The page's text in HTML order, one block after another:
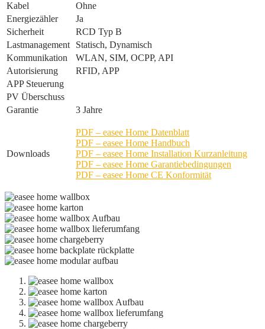
Kabel
Ohne
Energiezähler
Ja
Sicherheit
RCD Typ B
Lastmanagement
Statisch, Dynamisch
Kommunikation
WLAN, SIM, OCPP, API
Autorisierung
RFID, APP
APP Steuerung
PV Überschuss
Garantie
3 Jahre
Downloads
PDF – easee Home Datenblatt
PDF – easee Home Handbuch
PDF – easee Home Installation Kurzanleitung
PDF – easee Home Garantiebedingungen
PDF – easee Home CE Konformität